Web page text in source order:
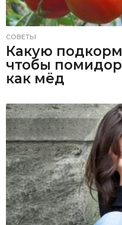
СОВЕТЫ
Какую
чтобы
как мёд